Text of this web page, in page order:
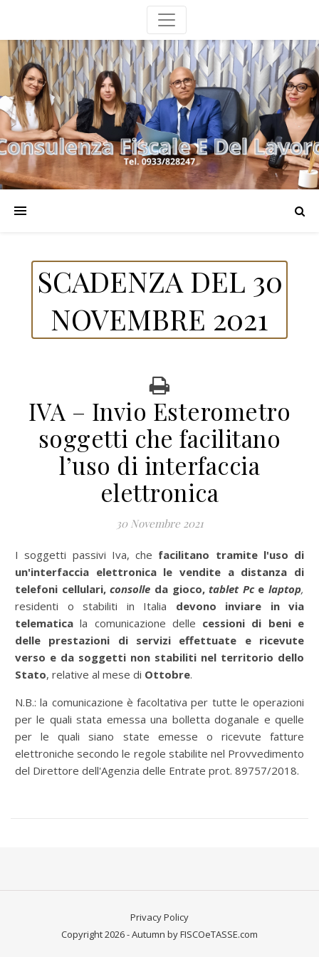
SCADENZA DEL 30
NOVEMBRE 2021
IVA – Invio Esterometro
soggetti che facilitano
l’uso di interfaccia
elettronica
30 Novembre 2021
I soggetti passivi Iva, che facilitano tramite l'uso di
un'interfaccia elettronica le vendite a distanza di
telefoni cellulari,consolle da gioco,tablet Pce laptop,
residenti o stabiliti in Italia devono inviare in via
telematicala comunicazione delle cessioni di beni e
delle prestazioni di servizi effettuate e ricevute
verso e da soggetti non stabiliti nel territorio dello
Stato, relative al mese di Ottobre.
N.B.: la comunicazione è facoltativa per tutte le operazioni
per le quali stata emessa una bolletta doganale e quelle
per le quali siano state emesse o ricevute fatture
elettroniche secondo le regole stabilite nel Provvedimento
del Direttore dell'Agenzia delle Entrate prot. 89757/2018.
Privacy Policy
Copyright 2026 - Autumn by FISCOeTASSE.com